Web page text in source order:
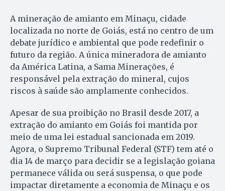
A mineração de amianto em Minaçu, cidade
localizada no norte de Goiás, está no centro de um
debate jurídico e ambiental que pode redefinir o
futuro da região. A única mineradora de amianto
da América Latina, a Sama Minerações, é
responsável pela extração do mineral, cujos
riscos à saúde são amplamente conhecidos.
Apesar de sua proibição no Brasil desde 2017, a
extração do amianto em Goiás foi mantida por
meio de uma lei estadual sancionada em 2019.
Agora, o Supremo Tribunal Federal (STF) tem até o
dia 14 de março para decidir se a legislação goiana
permanece válida ou será suspensa, o que pode
impactar diretamente a economia de Minaçu e os